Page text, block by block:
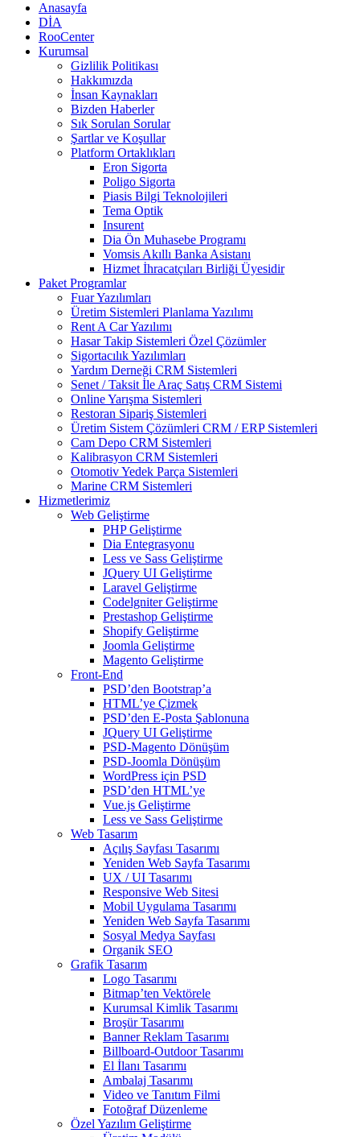
Anasayfa
DİA
RooCenter
Kurumsal
Gizlilik Politikası
Hakkımızda
İnsan Kaynakları
Bizden Haberler
Sık Sorulan Sorular
Şartlar ve Koşullar
Platform Ortaklıkları
Eron Sigorta
Poligo Sigorta
Piasis Bilgi Teknolojileri
Tema Optik
Insurent
Dia Ön Muhasebe Programı
Vomsis Akıllı Banka Asistanı
Hizmet İhracatçıları Birliği Üyesidir
Paket Programlar
Fuar Yazılımları
Üretim Sistemleri Planlama Yazılımı
Rent A Car Yazılımı
Hasar Takip Sistemleri Özel Çözümler
Sigortacılık Yazılımları
Yardım Derneği CRM Sistemleri
Senet / Taksit İle Araç Satış CRM Sistemi
Online Yarışma Sistemleri
Restoran Sipariş Sistemleri
Üretim Sistem Çözümleri CRM / ERP Sistemleri
Cam Depo CRM Sistemleri
Kalibrasyon CRM Sistemleri
Otomotiv Yedek Parça Sistemleri
Marine CRM Sistemleri
Hizmetlerimiz
Web Geliştirme
PHP Geliştirme
Dia Entegrasyonu
Less ve Sass Geliştirme
JQuery UI Geliştirme
Laravel Geliştirme
Codelgniter Geliştirme
Prestashop Geliştirme
Shopify Geliştirme
Joomla Geliştirme
Magento Geliştirme
Front-End
PSD’den Bootstrap’a
HTML’ye Çizmek
PSD’den E-Posta Şablonuna
JQuery UI Geliştirme
PSD-Magento Dönüşüm
PSD-Joomla Dönüşüm
WordPress için PSD
PSD’den HTML’ye
Vue.js Geliştirme
Less ve Sass Geliştirme
Web Tasarım
Açılış Sayfası Tasarımı
Yeniden Web Sayfa Tasarımı
UX / UI Tasarımı
Responsive Web Sitesi
Mobil Uygulama Tasarımı
Yeniden Web Sayfa Tasarımı
Sosyal Medya Sayfası
Organik SEO
Grafik Tasarım
Logo Tasarımı
Bitmap’ten Vektörele
Kurumsal Kimlik Tasarımı
Broşür Tasarımı
Banner Reklam Tasarımı
Billboard-Outdoor Tasarımı
El İlanı Tasarımı
Ambalaj Tasarımı
Video ve Tanıtım Filmi
Fotoğraf Düzenleme
Özel Yazılım Geliştirme